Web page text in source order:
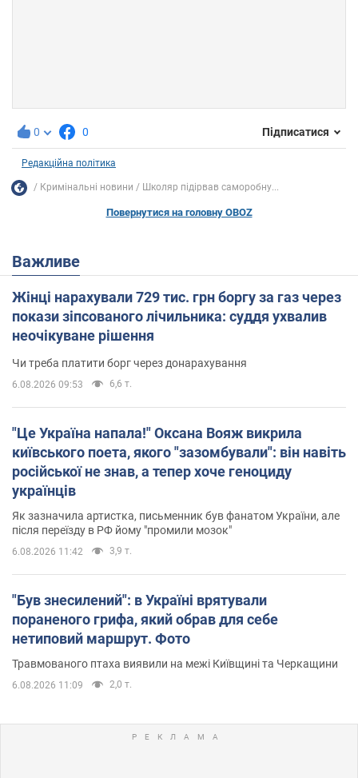
0 0 Підписатися
Редакційна політика
Кримінальні новини Школяр підірвав саморобну...
Повернутися на головну OBOZ
Важливе
Жінці нарахували 729 тис. грн боргу за газ через
покази зіпсованого лічильника: суддя ухвалив
неочікуване рішення
Чи треба платити борг через донарахування
6.08.2026 09:53 6,6 т.
"Це Україна напала!" Оксана Вояж викрила
київського поета, якого "зазомбували": він навіть
російської не знав, а тепер хоче геноциду
українців
Як зазначила артистка, письменник був фанатом України, але
після переїзду в РФ йому "промили мозок"
6.08.2026 11:42 3,9 т.
"Був знесилений": в Україні врятували
пораненого грифа, який обрав для себе
нетиповий маршрут. Фото
Травмованого птаха виявили на межі Київщині та Черкащини
6.08.2026 11:09 2,0 т.